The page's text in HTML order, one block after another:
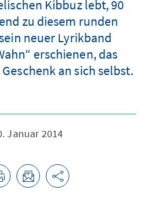
Kibbuz lebt, 90
zu diesem runden
neuer Lyrikband
erschienen, das
an sich selbst.
Januar 2014